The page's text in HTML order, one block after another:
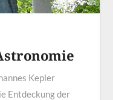
Kepler
Entdeckung der